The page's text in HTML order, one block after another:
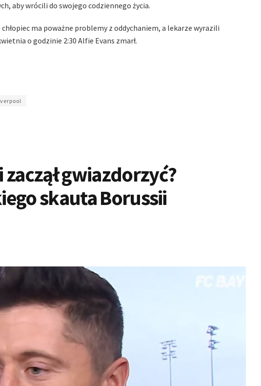
aby wrócili do swojego codziennego życia.
ma poważne problemy z oddychaniem, a lekarze wyrazili
o godzinie 2:30 Alfie Evans zmarł.
gwiazdorzyć?
skauta Borussii